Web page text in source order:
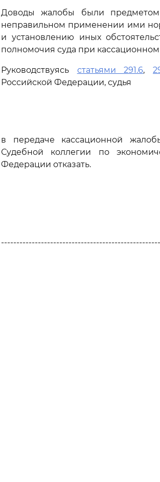
Доводы жалобы были предметом
неправильном применении ими
и установлению иных
полномочия суда при
Руководствуясь статьями 291.6,
Российской Федерации, судья
в передаче кассационной
Судебной коллегии по
Федерации отказать.